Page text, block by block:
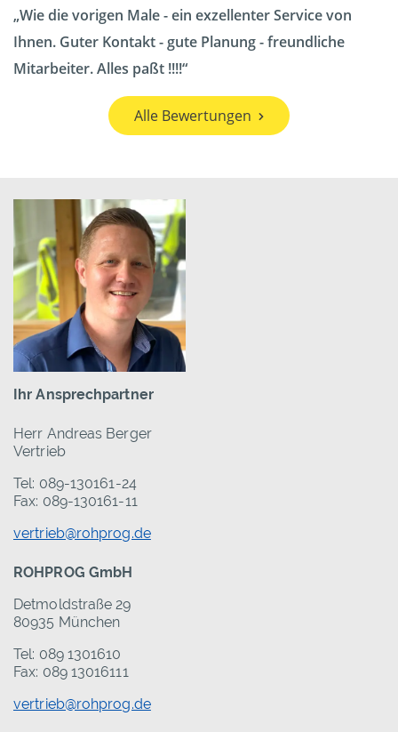
Wie die vorigen Male - ein exzellenter Service von
Ihnen. Guter Kontakt - gute Planung - freundliche
Mitarbeiter. Alles paßt !!!!
Alle Bewertungen
Ihr Ansprechpartner
Herr Andreas Berger
Vertrieb
Tel: 089-130161-24
Fax: 089-130161-11
vertrieb@rohprog.de
ROHPROG GmbH
Detmoldstraße 29
80935 München
Tel: 089 1301610
Fax: 089 13016111
vertrieb@rohprog.de